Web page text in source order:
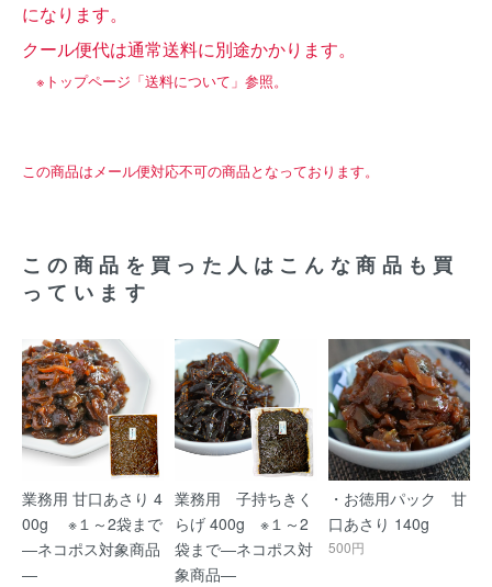
になります。
クール便代は通常送料に別途かかります。
※トップページ「送料について」参照。
この商品はメール便対応不可の商品となっております。
この商品を買った人はこんな商品も買
っています
業務用 甘口あさり 4
00g ※１～2袋まで
―ネコポス対象商品
―
業務用 子持ちきく
らげ 400g ※１～2
袋まで―ネコポス対
象商品―
・お徳用パック 甘
口あさり 140g
500円